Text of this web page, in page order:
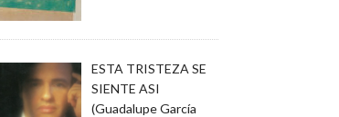
ESTA TRISTEZA SE
SIENTE ASI
(Guadalupe García